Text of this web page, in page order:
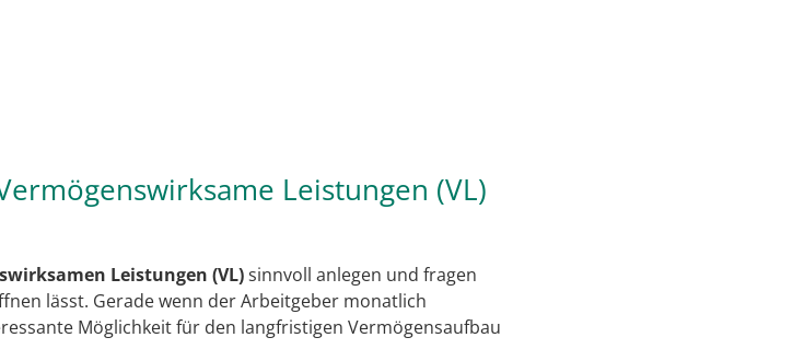
Leistungen (VL)
Leistungen (VL)sinnvoll anlegen und fragen
lässt. Gerade wenn der Arbeitgeber monatlich
Möglichkeit für den langfristigen Vermögensaufbau